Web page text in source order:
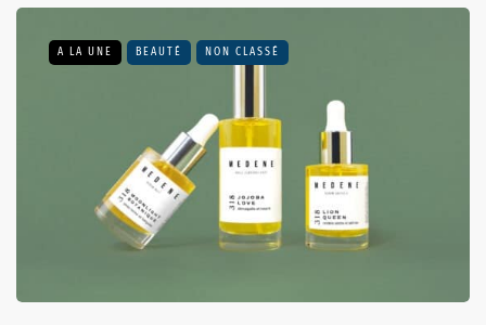
A LA UNE BEAUTÉ NON CLASSÉ